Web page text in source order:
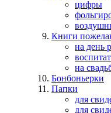
цифры
Книги
на день
на
Бонбоньерки
Папки
для
для